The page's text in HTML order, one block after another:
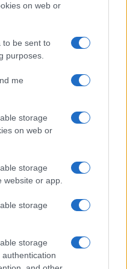
on web or
to be sent to
purposes.
me
storage
on web or
storage
website or app.
storage
storage
pubblica